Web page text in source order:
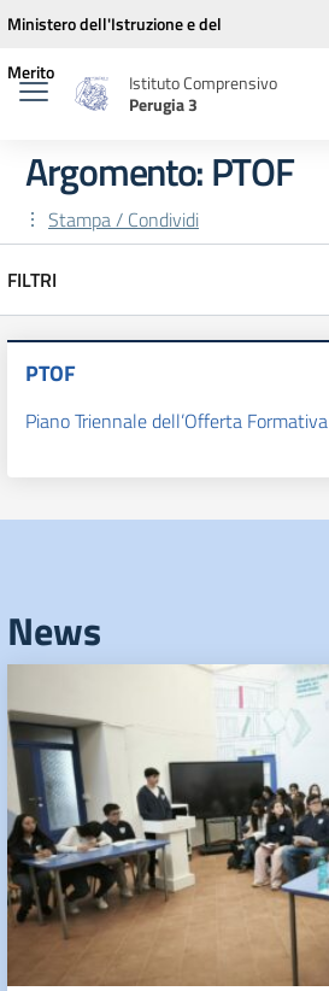
Vai ai contenuti
Vai al menu di navigazione
Vai al footer
Ministero dell'Istruzione e del
Merito
Istituto Comprensivo
Perugia 3
Argomento: PTOF
Stampa / Condividi
FILTRI
PTOF
Piano Triennale dell’Offerta Formativa
News